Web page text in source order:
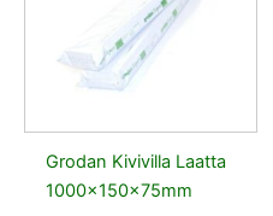
Grodan Kivivilla Laatta
1000x150x75mm